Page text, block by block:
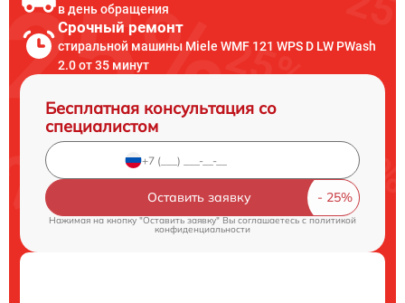
в день обращения
Срочный ремонт
стиральной машины Miele WMF 121 WPS D LW PWash
2.0 от 35 минут
Бесплатная консультация со
специалистом
Оставить заявку
Нажимая на кнопку "Оставить заявку" Вы соглашаетесь cполитикой
конфиденциальности